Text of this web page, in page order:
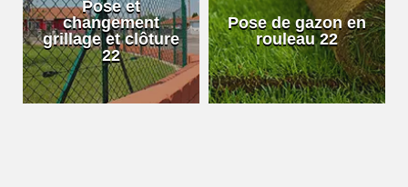
Pose et
changement
grillage et clôture
22
Pose de gazon en
rouleau 22